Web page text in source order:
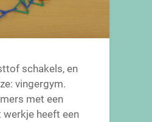
schakels, en
vingergym.
met een
werkje heeft een